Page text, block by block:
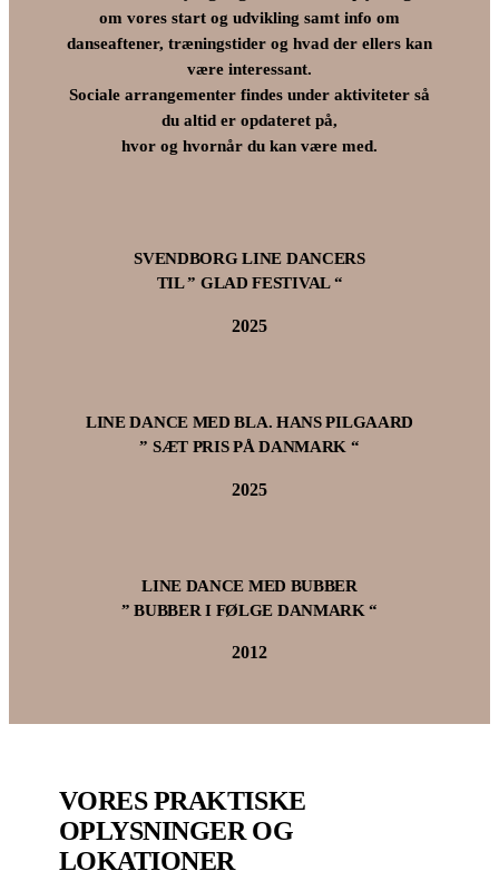
om vores start og udvikling samt info om
danseaftener, træningstider og hvad der ellers kan
være interessant.
Sociale arrangementer findes under aktiviteter så
du altid er opdateret på,
hvor og hvornår du kan være med.
SVENDBORG LINE DANCERS
TIL ” GLAD FESTIVAL “
2025
LINE DANCE MED BLA. HANS PILGAARD
” SÆT PRIS PÅ DANMARK “
2025
LINE DANCE MED BUBBER
” BUBBER I FØLGE DANMARK “
2012
VORES PRAKTISKE
OPLYSNINGER OG
LOKATIONER